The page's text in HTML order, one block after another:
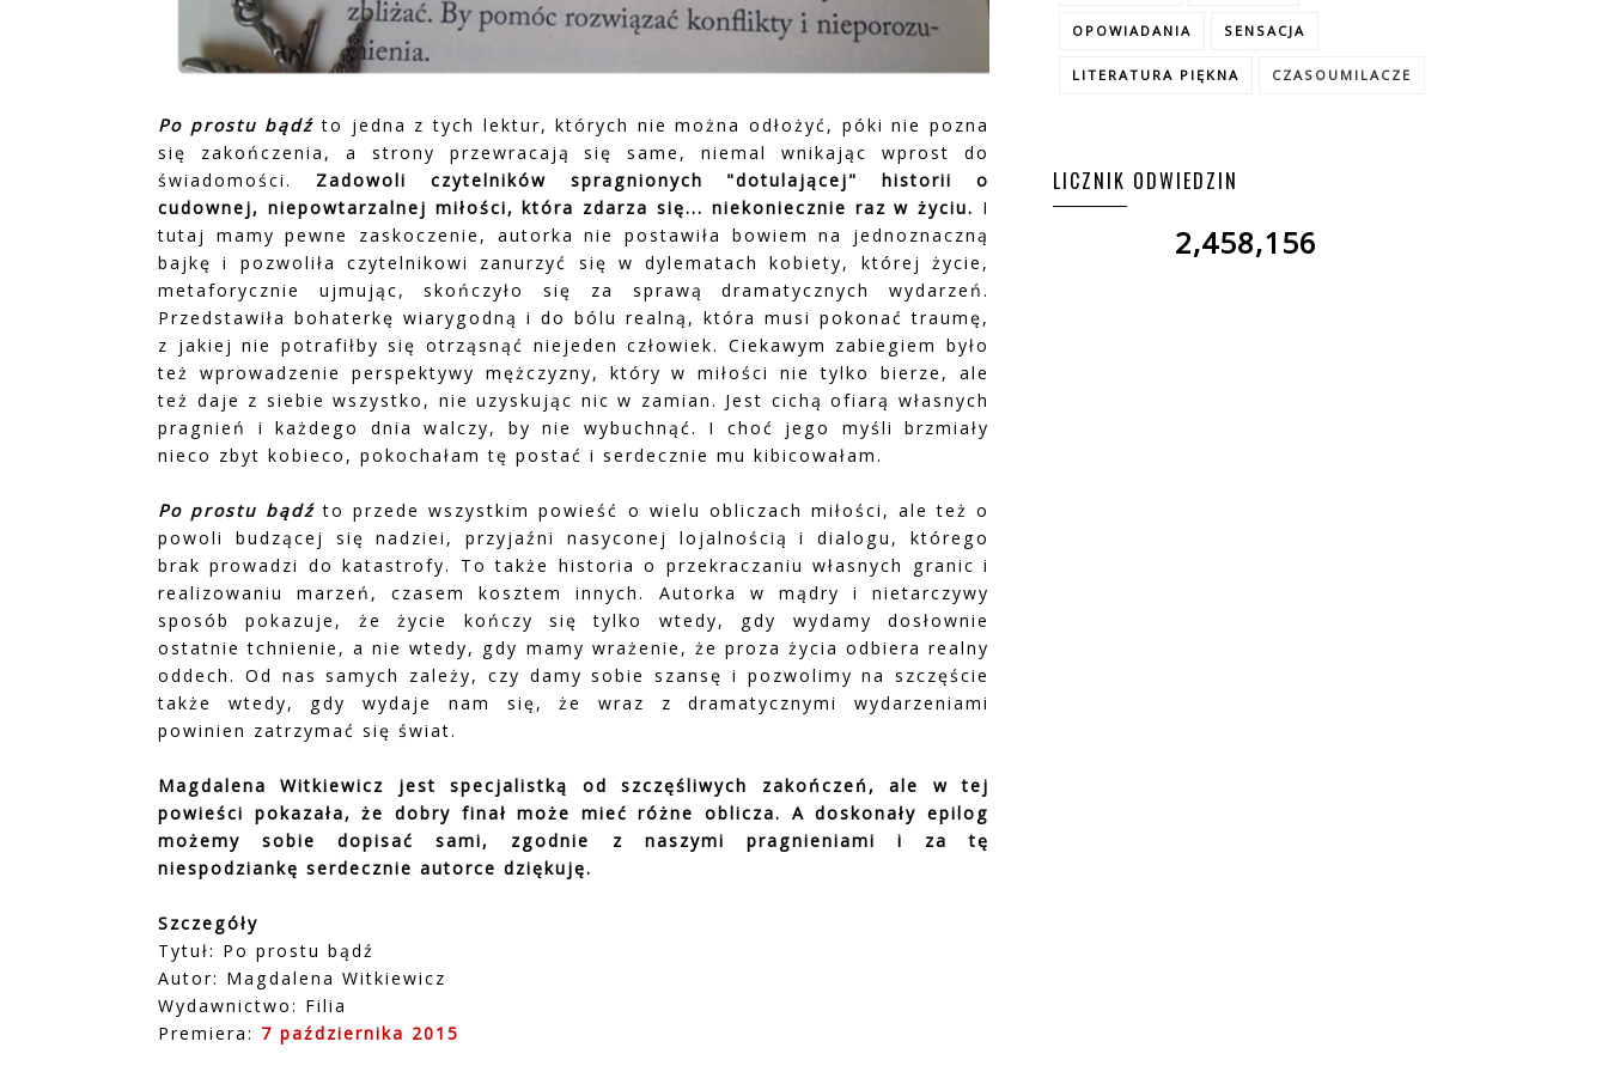
Po prostu bądź to jedna z tych lektur, których nie można odłożyć, póki nie pozna
się zakończenia, a strony przewracają się same, niemal wnikając wprost do
świadomości. Zadowoli czytelników spragnionych "dotulającej" historii o
cudownej, niepowtarzalnej miłości, która zdarza się... niekoniecznie raz w życiu. I
tutaj mamy pewne zaskoczenie, autorka nie postawiła bowiem na jednoznaczną
bajkę i pozwoliła czytelnikowi zanurzyć się w dylematach kobiety, której życie,
metaforycznie ujmując, skończyło się za sprawą dramatycznych wydarzeń.
Przedstawiła bohaterkę wiarygodną i do bólu realną, która musi pokonać traumę,
z jakiej nie potrafiłby się otrząsnąć niejeden człowiek. Ciekawym zabiegiem było
też wprowadzenie perspektywy mężczyzny, który w miłości nie tylko bierze, ale
też daje z siebie wszystko, nie uzyskując nic w zamian. Jest cichą ofiarą własnych
pragnień i każdego dnia walczy, by nie wybuchnąć. I choć jego myśli brzmiały
nieco zbyt kobieco, pokochałam tę postać i serdecznie mu kibicowałam.
Po prostu bądź to przede wszystkim powieść o wielu obliczach miłości, ale też o
powoli budzącej się nadziei, przyjaźni nasyconej lojalnością i dialogu, którego
brak prowadzi do katastrofy. To także historia o przekraczaniu własnych granic i
realizowaniu marzeń, czasem kosztem innych. Autorka w mądry i nietarczywy
sposób pokazuje, że życie kończy się tylko wtedy, gdy wydamy dosłownie
ostatnie tchnienie, a nie wtedy, gdy mamy wrażenie, że proza życia odbiera realny
oddech. Od nas samych zależy, czy damy sobie szansę i pozwolimy na szczęście
także wtedy, gdy wydaje nam się, że wraz z dramatycznymi wydarzeniami
powinien zatrzymać się świat.
Magdalena Witkiewicz jest specjalistką od szczęśliwych zakończeń, ale w tej
powieści pokazała, że dobry finał może mieć różne oblicza. A doskonały epilog
możemy sobie dopisać sami, zgodnie z naszymi pragnieniami i za tę
niespodziankę serdecznie autorce dziękuję.
Szczegóły
Tytuł: Po prostu bądź
Autor: Magdalena Witkiewicz
Wydawnictwo: Filia
Premiera: 7 października 2015
OPOWIADANIA SENSACJA
LITERATURA PIĘKNA CZASOUMILACZE
LICZNIK ODWIEDZIN
2,458,156